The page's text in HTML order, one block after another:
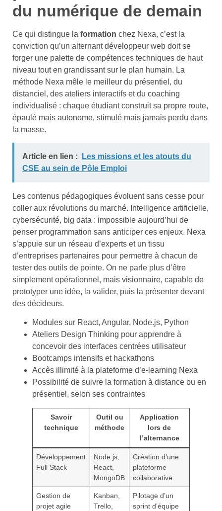
du numérique de demain
Ce qui distingue la formation chez Nexa, c’est la
conviction qu’un alternant développeur web doit se
forger une palette de compétences techniques de haut
niveau tout en grandissant sur le plan humain. La
méthode Nexa mêle le meilleur du présentiel, du
distanciel, des ateliers interactifs et du coaching
individualisé : chaque étudiant construit sa propre route,
épaulé mais autonome, stimulé mais jamais perdu dans
la masse.
Article en lien :
Les missions et les atouts du
CSE au sein de Pôle Emploi
Les contenus pédagogiques évoluent sans cesse pour
coller aux révolutions du marché. Intelligence artificielle,
cybersécurité, big data : impossible aujourd’hui de
penser programmation sans anticiper ces enjeux. Nexa
s’appuie sur un réseau d’experts et un tissu
d’entreprises partenaires pour permettre à chacun de
tester des outils de pointe. On ne parle plus d’être
simplement opérationnel, mais visionnaire, capable de
prototyper une idée, la valider, puis la présenter devant
des décideurs.
Modules sur React, Angular, Node.js, Python
Ateliers Design Thinking pour apprendre à
concevoir des interfaces centrées utilisateur
Bootcamps intensifs et hackathons
Accès illimité à la plateforme d’e-learning Nexa
Possibilité de suivre la formation à distance ou en
présentiel, selon ses contraintes
Savoir
technique
Outil ou
méthode
Application
lors de
l’alternance
Développement
Full Stack
Node.js,
React,
MongoDB
Création d’une
plateforme
collaborative
Gestion de
projet agile
Kanban,
Trello,
Pilotage d’un
sprint d’équipe